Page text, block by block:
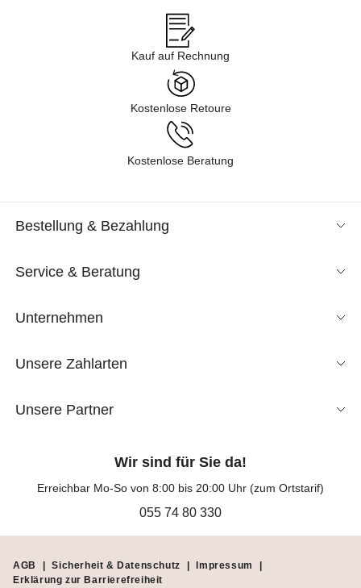
Kauf auf Rechnung
Kostenlose Retoure
Kostenlose Beratung
Bestellung & Bezahlung
Service & Beratung
Unternehmen
Unsere Zahlarten
Unsere Partner
Wir sind für Sie da!
Erreichbar Mo-So von 8:00 bis 20:00 Uhr (zum Ortstarif)
055 74 80 330
AGB | Sicherheit & Datenschutz | Impressum
|
Erklärung zur Barrierefreiheit